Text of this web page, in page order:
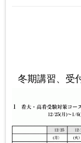
冬期講習、受